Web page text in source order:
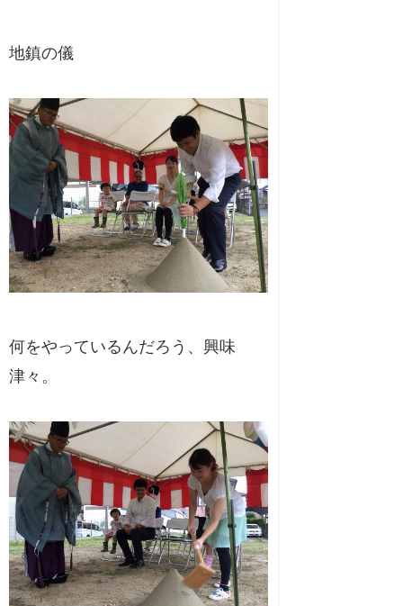
地鎮の儀
何をやっているんだろう、興味
津々。